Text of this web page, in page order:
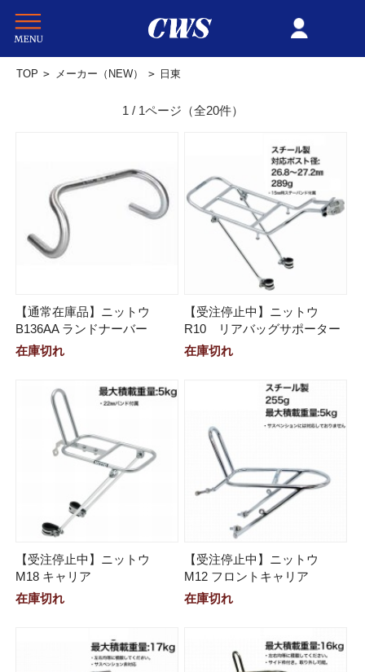
TOP > メーカー（NEW） > 日東
1 / 1ページ （全20件）
【通常在庫品】ニットウ
B136AA ランドナーバー
在庫切れ
【受注停止中】ニットウ
R10 リアバッグサポーター
在庫切れ
【受注停止中】ニットウ
M18 キャリア
在庫切れ
【受注停止中】ニットウ
M12 フロントキャリア
在庫切れ